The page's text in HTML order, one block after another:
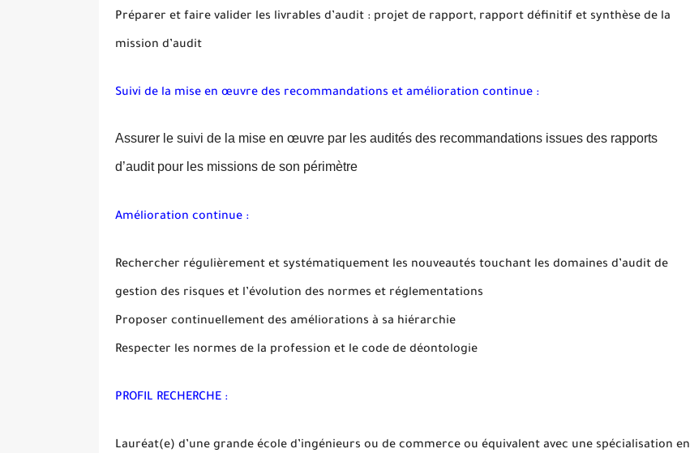
Préparer et faire valider les livrables d’audit : projet de rapport, rapport définitif et synthèse de la
mission d’audit
Suivi de la mise en œuvre des recommandations et amélioration continue :
Assurer le suivi de la mise en œuvre par les audités des recommandations issues des rapports
d’audit pour les missions de son périmètre
Amélioration continue :
Rechercher régulièrement et systématiquement les nouveautés touchant les domaines d’audit de
gestion des risques et l’évolution des normes et réglementations
Proposer continuellement des améliorations à sa hiérarchie
Respecter les normes de la profession et le code de déontologie
PROFIL RECHERCHE :
Lauréat(e) d’une grande école d’ingénieurs ou de commerce ou équivalent avec une spécialisation en